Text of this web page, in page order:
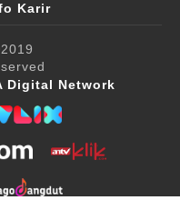
Karir
Digital Network